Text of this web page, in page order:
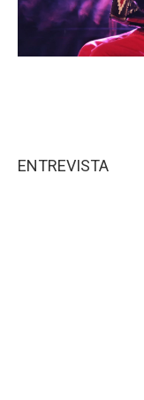
ENTREVISTA